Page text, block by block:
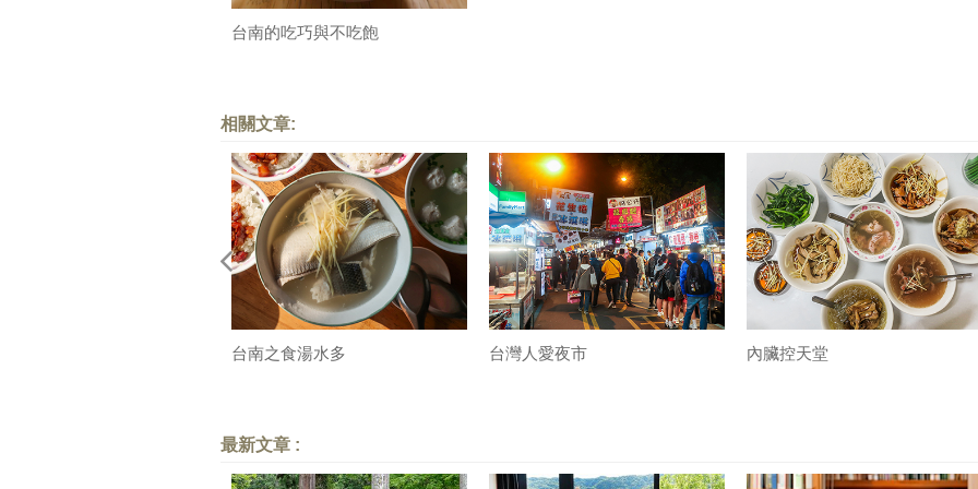
台南的吃巧與不吃飽
相關文章:
台南之食湯水多 台灣人愛夜市 內臟控天堂
最新文章 :